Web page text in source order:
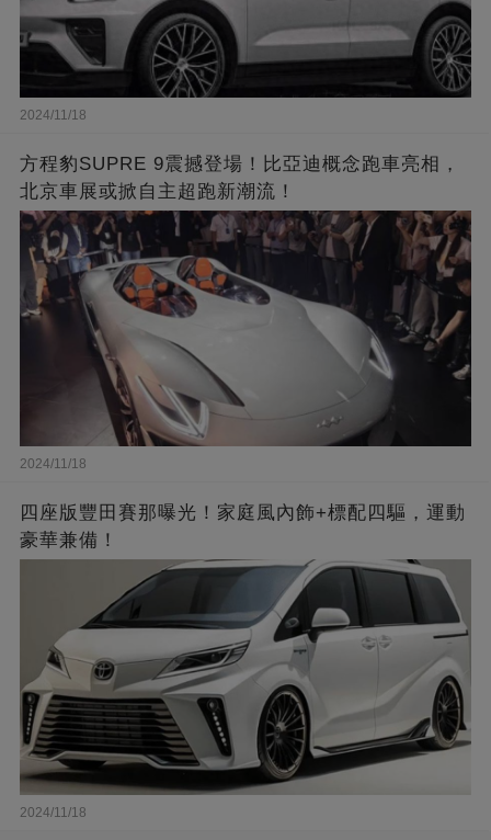
2024/11/18
方程豹SUPRE 9震撼登場！比亞迪概念跑車亮相，
北京車展或掀自主超跑新潮流！
2024/11/18
四座版豐田賽那曝光！家庭風內飾+標配四驅，運動
豪華兼備！
2024/11/18